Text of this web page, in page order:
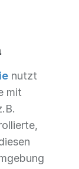
nutzt
mit